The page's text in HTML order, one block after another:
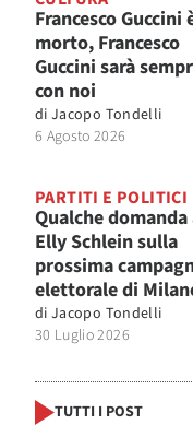
Francesco Guccini
morto, Francesco
Guccini sarà
con noi
di Jacopo Tondelli
6 Agosto 2026
PARTITI E POLITICI
Qualche domanda
Elly Schlein sulla
prossima
elettorale di
di Jacopo Tondelli
30 Luglio 2026
TUTTI I POST